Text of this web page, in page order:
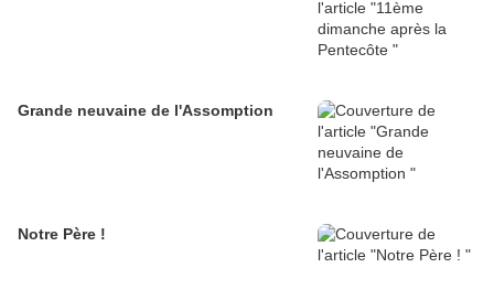
Grande neuvaine de l'Assomption
Notre Père !